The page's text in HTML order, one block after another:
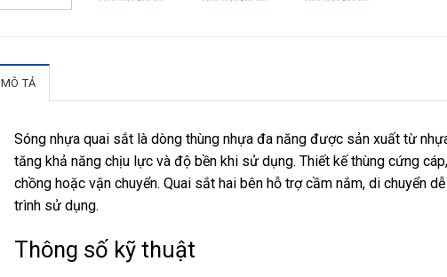
MÔ TẢ
Sóng nhựa quai sắt là dòng thùng nhựa đa năng được sản xuất từ
tăng khả năng chịu lực và độ bền khi sử dụng. Thiết kế thùng cứng
chồng hoặc vận chuyển. Quai sắt hai bên hỗ trợ cầm nắm, di chuyển
trình sử dụng.
Thông số kỹ thuật